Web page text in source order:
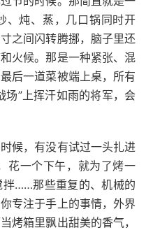
、炖、蒸，几口锅同时开
之间闪转腾挪，脑子里还
火候。那是一种紧张、混
后一道菜被端上桌，所有
场”上挥汗如雨的将军，会
候，有没有试过一头扎进
花一个下午，就为了烤一
拌……那些重复的、机械的
专注于手上的事情，外界
烤箱里飘出甜美的香气，